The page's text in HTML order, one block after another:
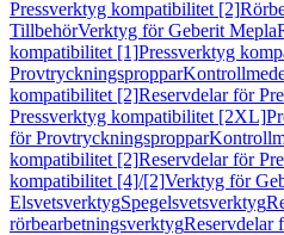
Pressverktyg kompatibilitet [2]
TillbehörVerktyg för Geberit Mepla
kompatibilitet [1]Pressverktyg
Provtryckningsproppar
kompatibilitet [2]Reservdelar för
Pressverktyg kompatibilitet [2XL]
för Provtryckningsproppar
kompatibilitet [2]Reservdelar för
kompatibilitet [4]/[2]Verktyg för
ElsvetsverktygSpegelsvetsverktyg
rörbearbetningsverktygReservdelar